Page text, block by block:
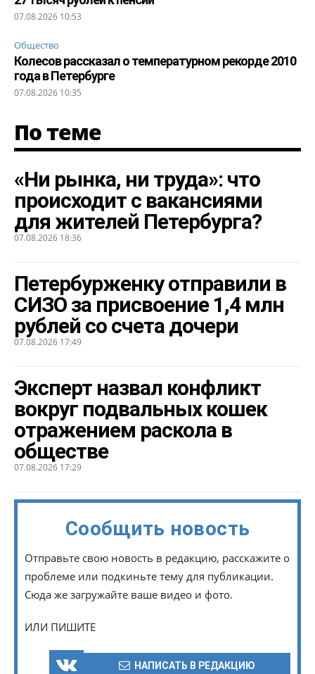
07.08.2026 10:53
Общество
Колесов рассказал о температурном рекорде 2010
года в Петербурге
07.08.2026 10:35
По теме
«Ни рынка, ни труда»: что
происходит с вакансиями
для жителей Петербурга?
07.08.2026 18:36
Петербурженку отправили в
СИЗО за присвоение 1,4 млн
рублей со счета дочери
07.08.2026 17:49
Эксперт назвал конфликт
вокруг подвальных кошек
отражением раскола в
обществе
07.08.2026 17:29
Сообщить новость
Отправьте свою новость в редакцию, расскажите о
проблеме или подкиньте тему для публикации.
Сюда же загружайте ваше видео и фото.
ИЛИ ПИШИТЕ
НАПИСАТЬ В РЕДАКЦИЮ